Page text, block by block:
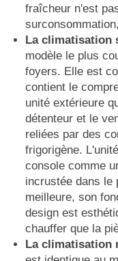
fraîcheur n'est
La climatisation
modèle le plus
foyers. Elle est
contient le
unité extérieure
détenteur et le
reliées par des
frigorigène.
console comme
incrustée dans le
meilleure, son
design est
chauffer que la
La climatisation